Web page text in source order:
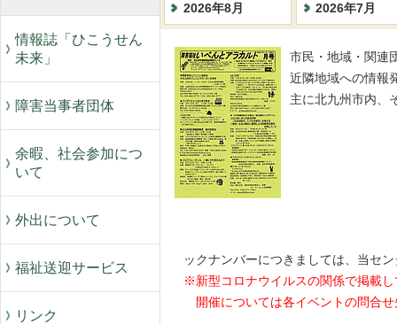
情報誌「ひこうせん
未来」
障害当事者団体
余暇、社会参加につ
いて
外出について
福祉送迎サービス
リンク
2026年8月 2026年7月
市民・地域・関連
近隣地域への情報
主に北九州市内、
ックナンバーにつきましては、当セ
※新型コロナウイルスの関係で掲載
開催については各イベントの問合